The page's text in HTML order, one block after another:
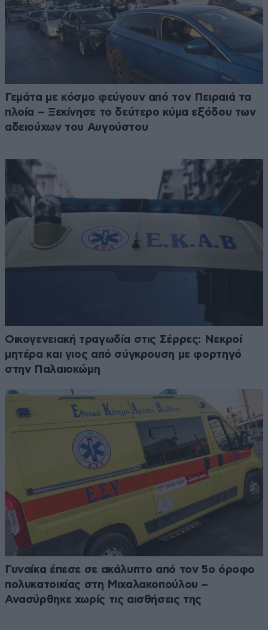
Γεμάτα με κόσμο φεύγουν από τον Πειραιά τα
πλοία – Ξεκίνησε το δεύτερο κύμα εξόδου των
αδειούχων του Αυγούστου
Οικογενειακή τραγωδία στις Σέρρες: Νεκροί
μητέρα και γιος από σύγκρουση με φορτηγό
στην Παλαιοκώμη
Γυναίκα έπεσε σε ακάλυπτο από τον 5ο όροφο
πολυκατοικίας στη Μιχαλακοπούλου –
Ανασύρθηκε χωρίς τις αισθήσεις της